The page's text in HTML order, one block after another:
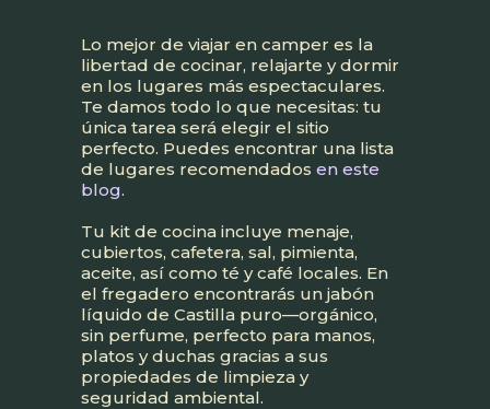
Lo mejor de viajar en camper es la
libertad de cocinar, relajarte y dormir
en los lugares más espectaculares.
Te damos todo lo que necesitas: tu
única tarea será elegir el sitio
perfecto. Puedes encontrar una lista
de lugares recomendados en este
blog.
Tu kit de cocina incluye menaje,
cubiertos, cafetera, sal, pimienta,
aceite, así como té y café locales. En
el fregadero encontrarás un jabón
líquido de Castilla puro—orgánico,
sin perfume, perfecto para manos,
platos y duchas gracias a sus
propiedades de limpieza y
seguridad ambiental.